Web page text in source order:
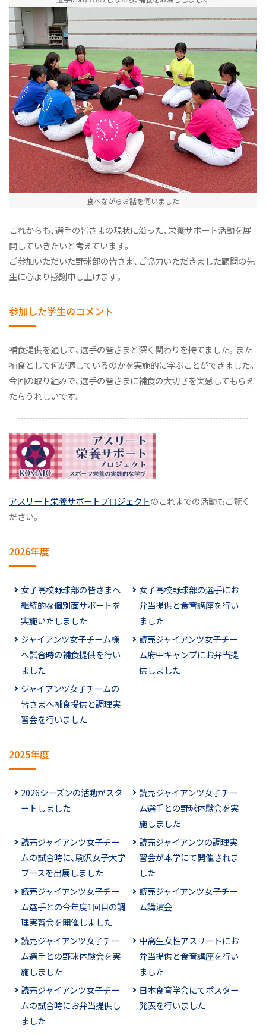
食べながらお話を伺いました
これからも、選手の皆さまの現状に沿った、栄養サポート活動を展
開していきたいと考えています。
ご参加いただいた野球部の皆さま、ご協力いただきました顧問の先
生に心より感謝申し上げます。
参加した学生のコメント
補食提供を通して、選手の皆さまと深く関わりを持てました。また
補食として何が適しているのかを実施的に学ぶことができました。
今回の取り組みで、選手の皆さまに補食の大切さを実感してもらえ
たらうれしいです。
アスリート栄養サポートプロジェクトのこれまでの活動もご覧く
ださい。
2026年度
女子高校野球部の皆さまへ
継続的な個別面サポートを
実施いたしました
女子高校野球部の選手にお
弁当提供と食育講座を行い
ました
ジャイアンツ女子チーム様
へ試合時の補食提供を行い
ました
読売ジャイアンツ女子チー
ム府中キャンプにお弁当提
供しました
ジャイアンツ女子チームの
皆さまへ補食提供と調理実
習会を行いました
2025年度
2026シーズンの活動がスタ
ートしました
読売ジャイアンツ女子チー
ム選手との野球体験会を実
施しました
読売ジャイアンツ女子チー
ムの試合時に、駒沢女子大学
ブースを出展しました
読売ジャイアンツの調理実
習会が本学にて開催されま
した
読売ジャイアンツ女子チー
ム選手との今年度1回目の調
理実習会を開催しました
読売ジャイアンツ女子チー
ム講演会
読売ジャイアンツ女子チー
ム選手との野球体験会を実
施しました
中高生女性アスリートにお
弁当提供と食育講座を行い
ました
読売ジャイアンツ女子チー
ムの試合時にお弁当提供し
ました
日本食育学会にてポスター
発表を行いました